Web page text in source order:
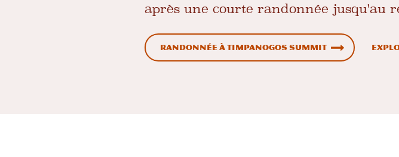
après une courte randonnée jusqu'au
Randonnée à Timpanogos Summit